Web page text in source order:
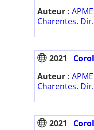
Auteur :
Charentes. Dir.
2021
Auteur :
Charentes. Dir.
2021